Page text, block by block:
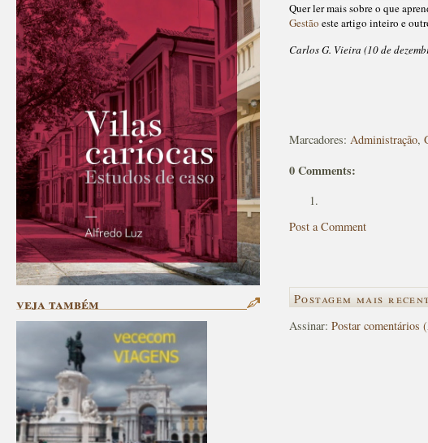
veja também
Quer ler mais sobre o que
Gestão este artigo inteiro e
Carlos G. Vieira (10 de
Marcadores: Administração,
0 Comments:
Post a Comment
Postagem mais
Assinar: Postar comentários